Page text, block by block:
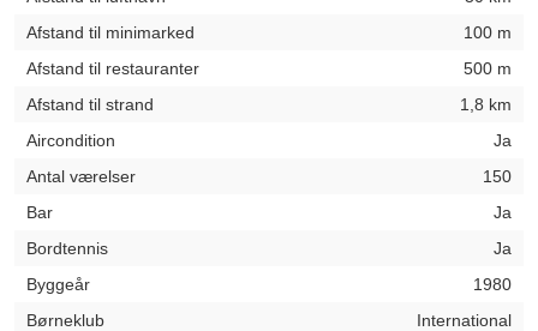
Afstand til minimarked
100 m
Afstand til restauranter
500 m
Afstand til strand
1,8 km
Aircondition
Ja
Antal værelser
150
Bar
Ja
Bordtennis
Ja
Byggeår
1980
Børneklub
International